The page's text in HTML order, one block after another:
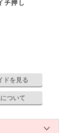
チ押し
ドを見る
ついて